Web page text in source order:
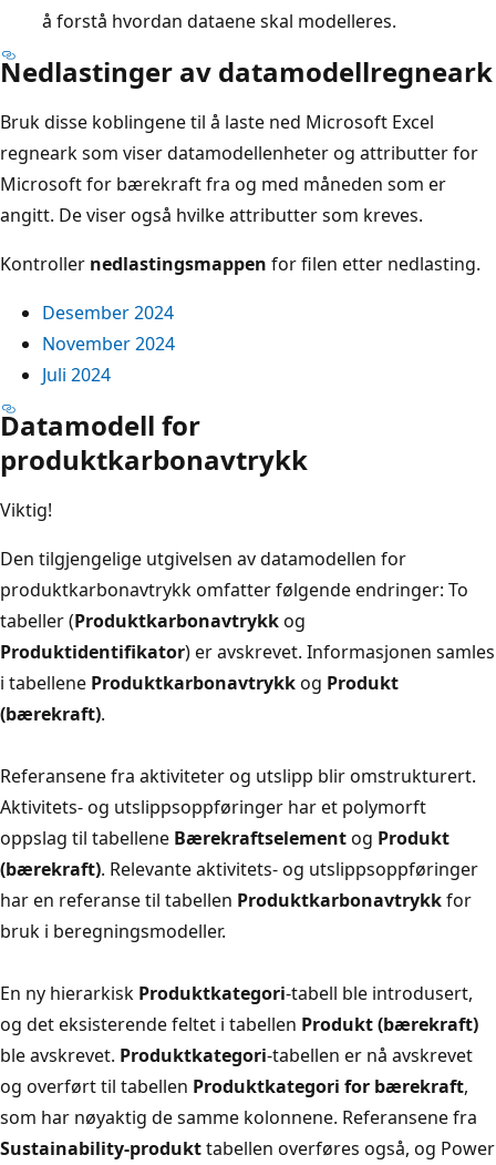
å forstå hvordan dataene skal modelleres.
Nedlastinger av datamodellregneark
Bruk disse koblingene til å laste ned Microsoft Excel
regneark som viser datamodellenheter og attributter for
Microsoft for bærekraft fra og med måneden som er
angitt. De viser også hvilke attributter som kreves.
Kontroller nedlastingsmappen for filen etter nedlasting.
Desember 2024
November 2024
Juli 2024
Datamodell for
produktkarbonavtrykk
Viktig!
Den tilgjengelige utgivelsen av datamodellen for
produktkarbonavtrykk omfatter følgende endringer: To
tabeller (Produktkarbonavtrykkog
Produktidentifikator) er avskrevet. Informasjonen samles
i tabellene Produktkarbonavtrykkog Produkt
(bærekraft).
Referansene fra aktiviteter og utslipp blir omstrukturert.
Aktivitets- og utslippsoppføringer har et polymorft
oppslag til tabellene Bærekraftselementog Produkt
(bærekraft). Relevante aktivitets- og utslippsoppføringer
har en referanse til tabellen Produktkarbonavtrykkfor
bruk i beregningsmodeller.
En ny hierarkisk Produktkategori-tabell ble introdusert,
og det eksisterende feltet i tabellen Produkt (bærekraft)
ble avskrevet. Produktkategori-tabellen er nå avskrevet
og overført til tabellen Produktkategori for bærekraft,
som har nøyaktig de samme kolonnene. Referansene fra
Sustainability-produkttabellen overføres også, og Power